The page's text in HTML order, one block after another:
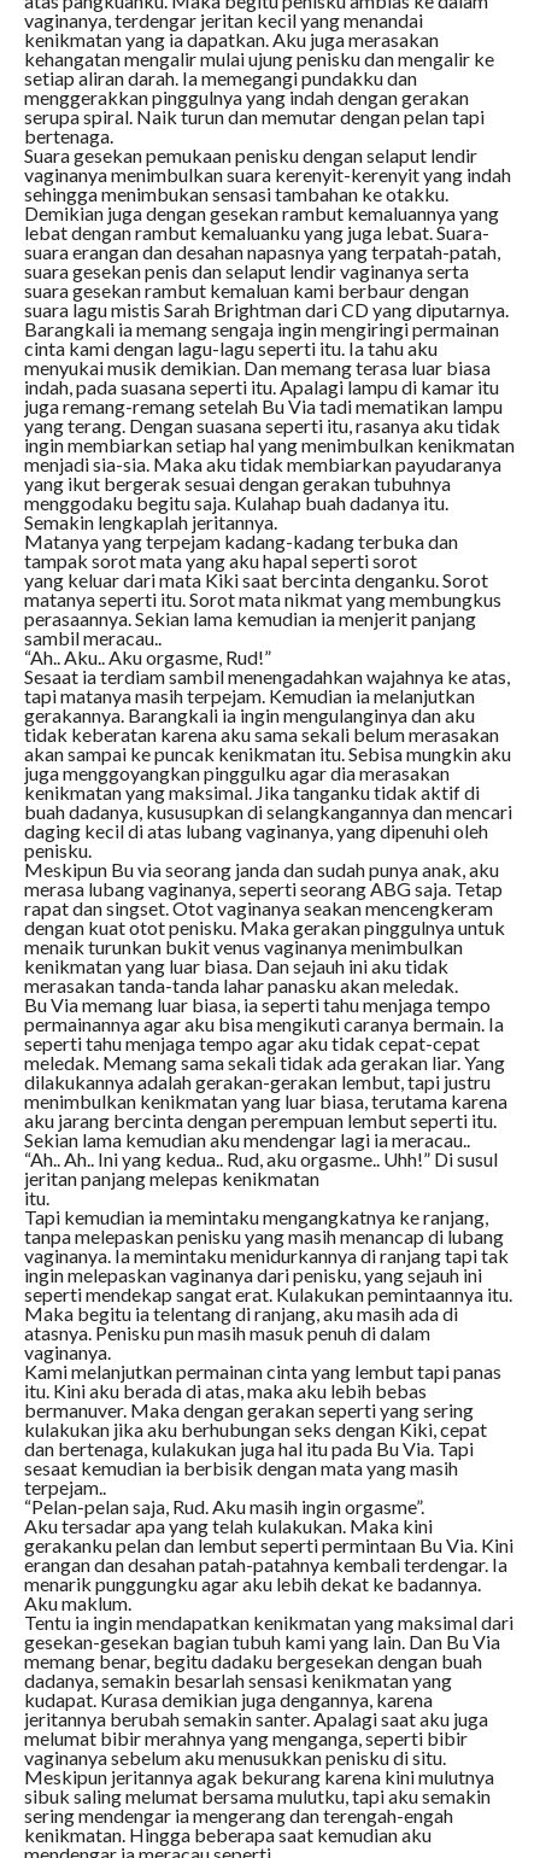
vaginanya, terdengar jeritan kecil yang menandai
kenikmatan yang ia dapatkan. Aku juga merasakan
kehangatan mengalir mulai ujung penisku dan mengalir ke
setiap aliran darah. Ia memegangi pundakku dan
menggerakkan pinggulnya yang indah dengan gerakan
serupa spiral. Naik turun dan memutar dengan pelan tapi
bertenaga.
Suara gesekan pemukaan penisku dengan selaput lendir
vaginanya menimbulkan suara kerenyit-kerenyit yang indah
sehingga menimbukan sensasi tambahan ke otakku.
Demikian juga dengan gesekan rambut kemaluannya yang
lebat dengan rambut kemaluanku yang juga lebat. Suara-
suara erangan dan desahan napasnya yang terpatah-patah,
suara gesekan penis dan selaput lendir vaginanya serta
suara gesekan rambut kemaluan kami berbaur dengan
suara lagu mistis Sarah Brightman dari CD yang diputarnya.
Barangkali ia memang sengaja ingin mengiringi permainan
cinta kami dengan lagu-lagu seperti itu. Ia tahu aku
menyukai musik demikian. Dan memang terasa luar biasa
indah, pada suasana seperti itu. Apalagi lampu di kamar itu
juga remang-remang setelah Bu Via tadi mematikan lampu
yang terang. Dengan suasana seperti itu, rasanya aku tidak
ingin membiarkan setiap hal yang menimbulkan kenikmatan
menjadi sia-sia. Maka aku tidak membiarkan payudaranya
yang ikut bergerak sesuai dengan gerakan tubuhnya
menggodaku begitu saja. Kulahap buah dadanya itu.
Semakin lengkaplah jeritannya.
Matanya yang terpejam kadang-kadang terbuka dan
tampak sorot mata yang aku hapal seperti sorot
yang keluar dari mata Kiki saat bercinta denganku. Sorot
matanya seperti itu. Sorot mata nikmat yang membungkus
perasaannya. Sekian lama kemudian ia menjerit panjang
sambil meracau..
“Ah.. Aku.. Aku orgasme, Rud!”
Sesaat ia terdiam sambil menengadahkan wajahnya ke atas,
tapi matanya masih terpejam. Kemudian ia melanjutkan
gerakannya. Barangkali ia ingin mengulanginya dan aku
tidak keberatan karena aku sama sekali belum merasakan
akan sampai ke puncak kenikmatan itu. Sebisa mungkin aku
juga menggoyangkan pinggulku agar dia merasakan
kenikmatan yang maksimal. Jika tanganku tidak aktif di
buah dadanya, kususupkan di selangkangannya dan mencari
daging kecil di atas lubang vaginanya, yang dipenuhi oleh
penisku.
Meskipun Bu via seorang janda dan sudah punya anak, aku
merasa lubang vaginanya, seperti seorang ABG saja. Tetap
rapat dan singset. Otot vaginanya seakan mencengkeram
dengan kuat otot penisku. Maka gerakan pinggulnya untuk
menaik turunkan bukit venus vaginanya menimbulkan
kenikmatan yang luar biasa. Dan sejauh ini aku tidak
merasakan tanda-tanda lahar panasku akan meledak.
Bu Via memang luar biasa, ia seperti tahu menjaga tempo
permainannya agar aku bisa mengikuti caranya bermain. Ia
seperti tahu menjaga tempo agar aku tidak cepat-cepat
meledak. Memang sama sekali tidak ada gerakan liar. Yang
dilakukannya adalah gerakan-gerakan lembut, tapi justru
menimbulkan kenikmatan yang luar biasa, terutama karena
aku jarang bercinta dengan perempuan lembut seperti itu.
Sekian lama kemudian aku mendengar lagi ia meracau..
“Ah.. Ah.. Ini yang kedua.. Rud, aku orgasme.. Uhh!” Di susul
jeritan panjang melepas kenikmatan
itu.
Tapi kemudian ia memintaku mengangkatnya ke ranjang,
tanpa melepaskan penisku yang masih menancap di lubang
vaginanya. Ia memintaku menidurkannya di ranjang tapi tak
ingin melepaskan vaginanya dari penisku, yang sejauh ini
seperti mendekap sangat erat. Kulakukan pemintaannya itu.
Maka begitu ia telentang di ranjang, aku masih ada di
atasnya. Penisku pun masih masuk penuh di dalam
vaginanya.
Kami melanjutkan permainan cinta yang lembut tapi panas
itu. Kini aku berada di atas, maka aku lebih bebas
bermanuver. Maka dengan gerakan seperti yang sering
kulakukan jika aku berhubungan seks dengan Kiki, cepat
dan bertenaga, kulakukan juga hal itu pada Bu Via. Tapi
sesaat kemudian ia berbisik dengan mata yang masih
terpejam..
“Pelan-pelan saja, Rud. Aku masih ingin orgasme”.
Aku tersadar apa yang telah kulakukan. Maka kini
gerakanku pelan dan lembut seperti permintaan Bu Via. Kini
erangan dan desahan patah-patahnya kembali terdengar. Ia
menarik punggungku agar aku lebih dekat ke badannya.
Aku maklum.
Tentu ia ingin mendapatkan kenikmatan yang maksimal dari
gesekan-gesekan bagian tubuh kami yang lain. Dan Bu Via
memang benar, begitu dadaku bergesekan dengan buah
dadanya, semakin besarlah sensasi kenikmatan yang
kudapat. Kurasa demikian juga dengannya, karena
jeritannya berubah semakin santer. Apalagi saat aku juga
melumat bibir merahnya yang menganga, seperti bibir
vaginanya sebelum aku menusukkan penisku di situ.
Meskipun jeritannya agak bekurang karena kini mulutnya
sibuk saling melumat bersama mulutku, tapi aku semakin
sering mendengar ia mengerang dan terengah-engah
kenikmatan. Hingga beberapa saat kemudian aku